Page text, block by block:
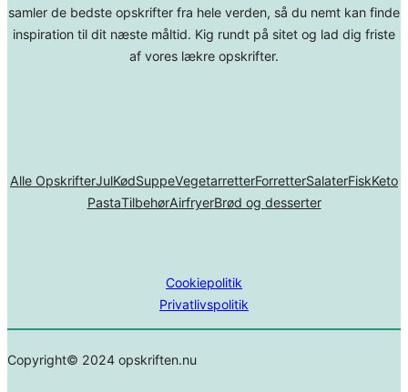
samler de bedste opskrifter fra hele verden, så du nemt kan finde
inspiration til dit næste måltid. Kig rundt på sitet og lad dig friste
af vores lækre opskrifter.
Alle OpskrifterJulKødSuppeVegetarretterForretterSalaterFiskKeto
PastaTilbehørAirfryerBrød og desserter
Cookiepolitik
Privatlivspolitik
Copyright© 2024 opskriften.nu